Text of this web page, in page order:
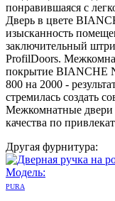
понравившаяся с
Дверь в цвете
изысканность
заключительный
ProfilDoors.
покрытие BIANCHE
800 на 2000 -
стремилась создать
Межкомнатные двери
качества по
Другая фурнитура:
Модель:
PURA